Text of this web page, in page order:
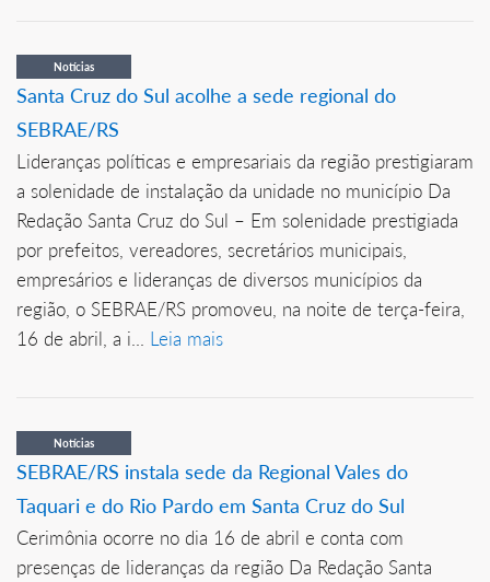
Notícias
Santa Cruz do Sul acolhe a sede regional do
SEBRAE/RS
Lideranças políticas e empresariais da região prestigiaram
a solenidade de instalação da unidade no município Da
Redação Santa Cruz do Sul – Em solenidade prestigiada
por prefeitos, vereadores, secretários municipais,
empresários e lideranças de diversos municípios da
região, o SEBRAE/RS promoveu, na noite de terça-feira,
16 de abril, a i... Leia mais
Notícias
SEBRAE/RS instala sede da Regional Vales do
Taquari e do Rio Pardo em Santa Cruz do Sul
Cerimônia ocorre no dia 16 de abril e conta com
presenças de lideranças da região Da Redação Santa